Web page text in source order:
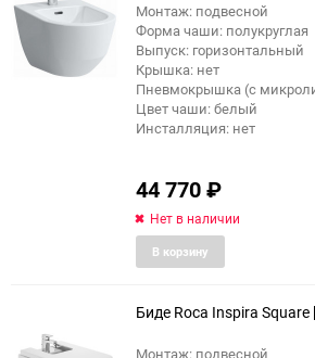
Монтаж: подвесной
Форма чаши: полукруглая
Выпуск: горизонтальный
Крышка: нет
Пневмокрышка (с
Цвет чаши: белый
Инсталляция: нет
44 770₽
Нет в наличии
В корзину
Биде Roca Inspira
Монтаж: подвесной